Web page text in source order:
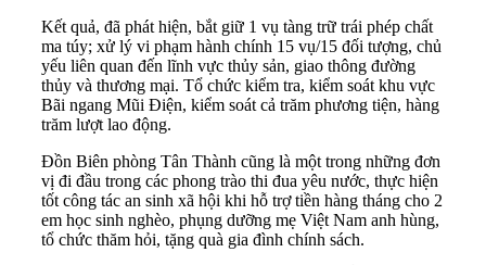
Kết quả, đã phát hiện, bắt giữ 1 vụ tàng trữ trái phép chất
ma túy; xử lý vi phạm hành chính 15 vụ/15 đối tượng, chủ
yếu liên quan đến lĩnh vực thủy sản, giao thông đường
thủy và thương mại. Tổ chức kiểm tra, kiểm soát khu vực
Bãi ngang Mũi Điện, kiểm soát cả trăm phương tiện, hàng
trăm lượt lao động.
Đồn Biên phòng Tân Thành cũng là một trong những đơn
vị đi đầu trong các phong trào thi đua yêu nước, thực hiện
tốt công tác an sinh xã hội khi hỗ trợ tiền hàng tháng cho 2
em học sinh nghèo, phụng dưỡng mẹ Việt Nam anh hùng,
tổ chức thăm hỏi, tặng quà gia đình chính sách.